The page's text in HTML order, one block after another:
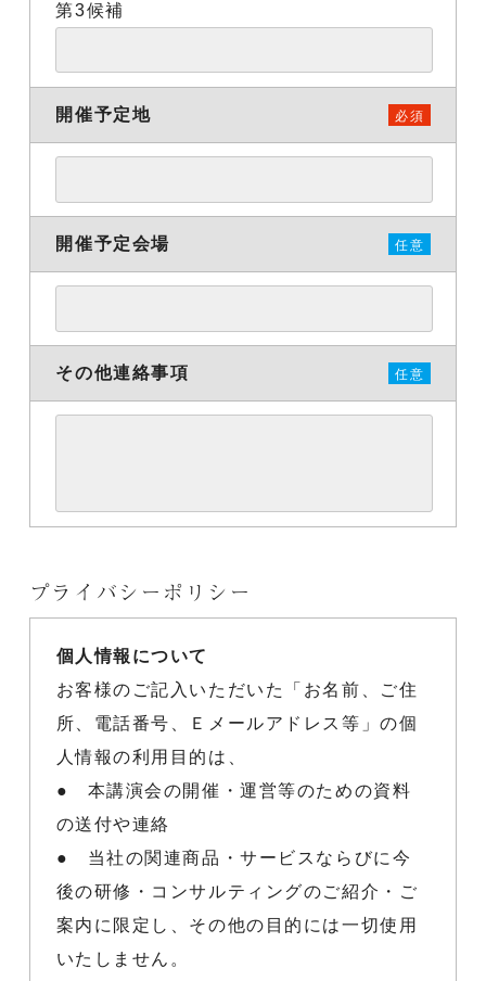
第3候補
開催予定地 必須
開催予定会場 任意
その他連絡事項 任意
プライバシーポリシー
個人情報について
お客様のご記入いただいた「お名前、ご住
所、電話番号、Ｅメールアドレス等」の個
人情報の利用目的は、
● 本講演会の開催・運営等のための資料
の送付や連絡
● 当社の関連商品・サービスならびに今
後の研修・コンサルティングのご紹介・ご
案内に限定し、その他の目的には一切使用
いたしません。